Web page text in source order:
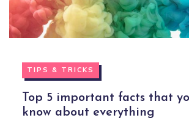
TIPS & TRICKS
Top 5 important facts that
know about everything